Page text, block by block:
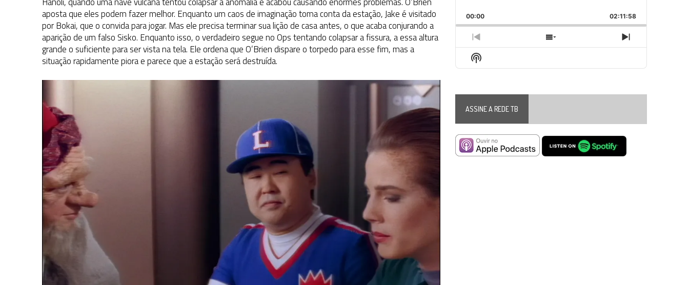
aposta que eles podem fazer melhor. Enquanto um caos de imaginação toma conta da estação, Jake é visitado
por Bokai, que o convida para jogar. Mas ele precisa terminar sua lição de casa antes, o que acaba conjurando a
aparição de um falso Sisko. Enquanto isso, o verdadeiro segue no Ops tentando colapsar a fissura, a essa altura
grande o suficiente para ser vista na tela. Ele ordena que O’Brien dispare o torpedo para esse fim, mas a
situação rapidamente piora e parece que a estação será destruída.
Rate
ForwardEpisode
00:00 02:11:58
Previous
Episode
Show
Next
Show
Podcast
ASSINE A REDE TB